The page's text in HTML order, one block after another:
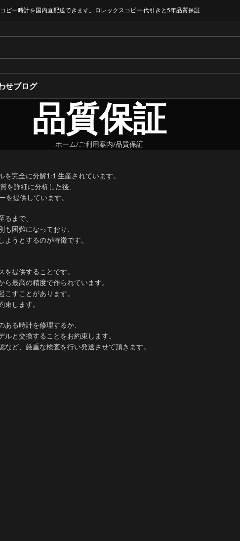
ピー時計を国内直配送できます。ロレックスコピー 代引きと5年品質保証
せブログ
品質保証
ホーム ご利用案内 品質保証
完全に分解1:1 生産されています。
を詳細に分析した後、
を提供しています。
まで、
困難になっており、
うとするのが特徴です。
提供することです。
最高の精度で作られています。
すことがあります。
します。
る時計を修理するか、
と交換することをお約束します。
ど、厳重な検査を行い発送させて頂きます。